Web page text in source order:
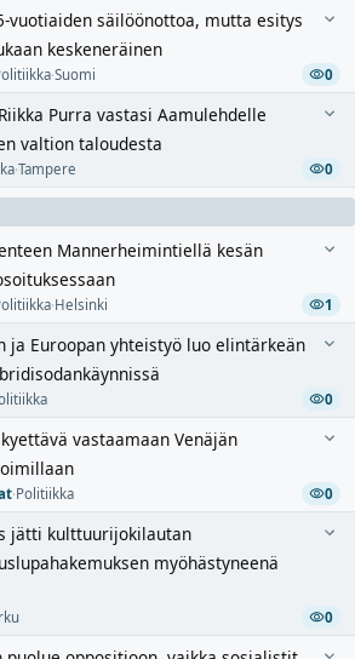
vuotiaiden säilöönottoa, mutta esitys
keskeneräinen
·Suomi 0
Purra vastasi Aamulehdelle
valtion taloudesta
·Tampere 0
Mannerheimintiellä kesän
·Helsinki 1
ja Euroopan yhteistyö luo elintärkeän
0
vastaamaan Venäjän
·Politiikka 0
jätti kulttuurijokilautan
myöhästyneenä
0